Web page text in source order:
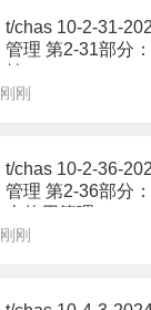
t/chas 10-2-31-
管理 第2-31部分
健
刚刚
t/chas 10-2-36-
管理 第2-36部分
人使用管理
刚刚